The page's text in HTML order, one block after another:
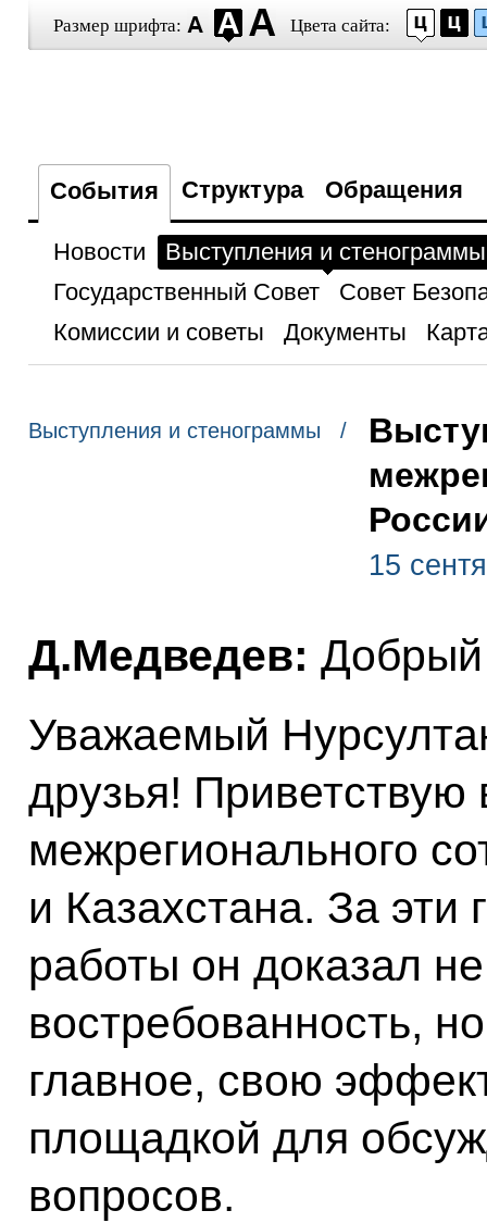
Размер шрифта: Цвета сайта:
События Структура Обращения
Новости
Выступления и стенограммы
Государственный Совет
Совет
Комиссии и советы
Документы
Выступления и стенограммы /
15
Д.Медведев:
Уважаемый
друзья!
межрегионального
и Казахстана. За эти
работы он доказал
востребованность,
главное, свою
площадкой для
вопросов.